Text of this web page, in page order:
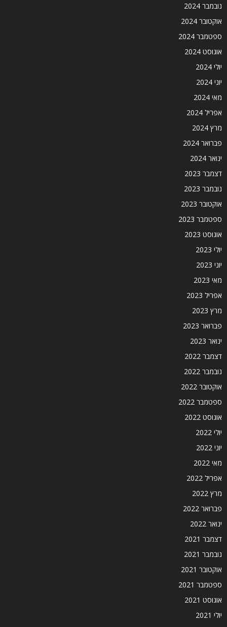
נובמבר 2024
אוקטובר 2024
ספטמבר 2024
אוגוסט 2024
יולי 2024
יוני 2024
מאי 2024
אפריל 2024
מרץ 2024
פברואר 2024
ינואר 2024
דצמבר 2023
נובמבר 2023
אוקטובר 2023
ספטמבר 2023
אוגוסט 2023
יולי 2023
יוני 2023
מאי 2023
אפריל 2023
מרץ 2023
פברואר 2023
ינואר 2023
דצמבר 2022
נובמבר 2022
אוקטובר 2022
ספטמבר 2022
אוגוסט 2022
יולי 2022
יוני 2022
מאי 2022
אפריל 2022
מרץ 2022
פברואר 2022
ינואר 2022
דצמבר 2021
נובמבר 2021
אוקטובר 2021
ספטמבר 2021
אוגוסט 2021
יולי 2021